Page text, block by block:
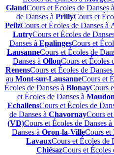
GlandCours et Écoles de Danses à
de Danses à PrillyCours et
PeilzCours et Écoles de Danses à
LutryCours et Écoles de
Danses à EpalingesCours et
LausanneCours et Écoles de
Danses à OllonCours et Écoles
RenensCours et Écoles de Danses
au Mont-sur-LausanneCours et
Écoles de Danses à BlonayCours
et Écoles de Danses à Moudon
EchallensCours et Écoles de
de Danses à ChavornayCours et
(VD)Cours et Écoles de Danses à
Danses à Oron-la-VilleCours et
LavauxCours et Écoles de
ChiésazCours et Écoles